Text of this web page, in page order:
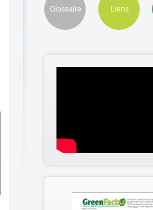
Glossaire Liens